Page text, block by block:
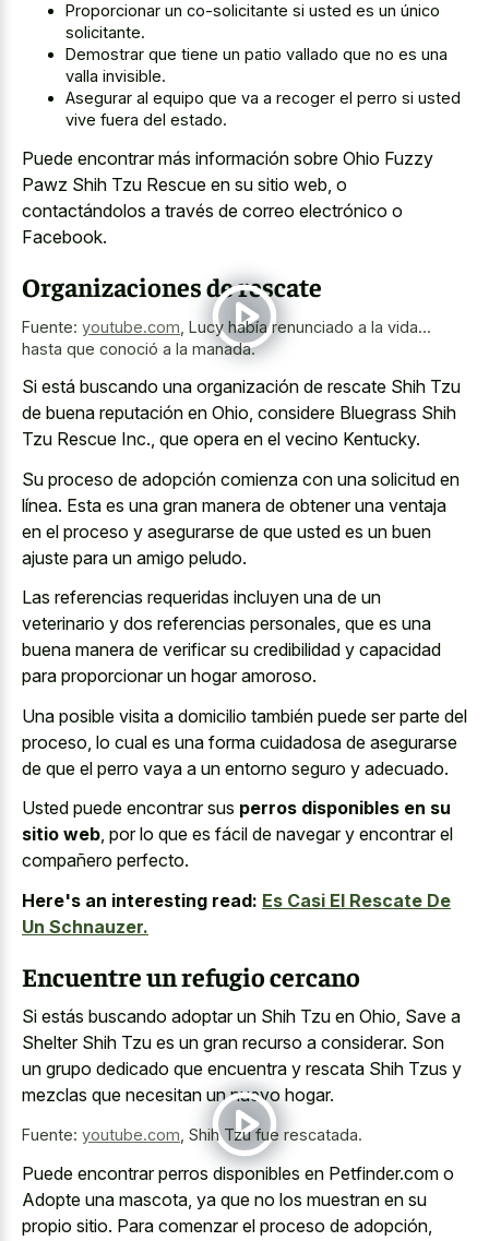
Proporcionar un co-solicitante si usted es un único
solicitante.
Demostrar que tiene un patio vallado que no es una
valla invisible.
Asegurar al equipo que va a recoger el perro si usted
vive fuera del estado.
Puede encontrar más información sobre Ohio Fuzzy
Pawz Shih Tzu Rescue en su sitio web, o
contactándolos a través de correo electrónico o
Facebook.
Organizaciones de rescate
Fuente: youtube.com Lucy había renunciado a la vida...
hasta que conoció a la manada.
Si está buscando una organización de rescate Shih Tzu
de buena reputación en Ohio, considere Bluegrass Shih
Tzu Rescue Inc., que opera en el vecino Kentucky.
Su proceso de adopción comienza con una solicitud en
línea. Esta es una gran manera de obtener una ventaja
en el proceso y asegurarse de que usted es un buen
ajuste para un amigo peludo.
Las referencias requeridas incluyen una de un
veterinario y dos referencias personales, que es una
buena manera de verificar su credibilidad y capacidad
para proporcionar un hogar amoroso.
Una posible visita a domicilio también puede ser parte del
proceso, lo cual es una forma cuidadosa de asegurarse
de que el perro vaya a un entorno seguro y adecuado.
Usted puede encontrar sus perros disponibles en su
sitio web, por lo que es fácil de navegar y encontrar el
compañero perfecto.
Here's an interesting read: Es Casi El Rescate De
Un Schnauzer.
Encuentre un refugio cercano
Si estás buscando adoptar un Shih Tzu en Ohio, Save a
Shelter Shih Tzu es un gran recurso a considerar. Son
un grupo dedicado que encuentra y rescata Shih Tzus y
mezclas que necesitan un nuevo hogar.
Fuente: youtube.com Shih Tzu fue rescatada.
Puede encontrar perros disponibles en Petfinder.com o
Adopte una mascota, ya que no los muestran en su
propio sitio. Para comenzar el proceso de adopción,